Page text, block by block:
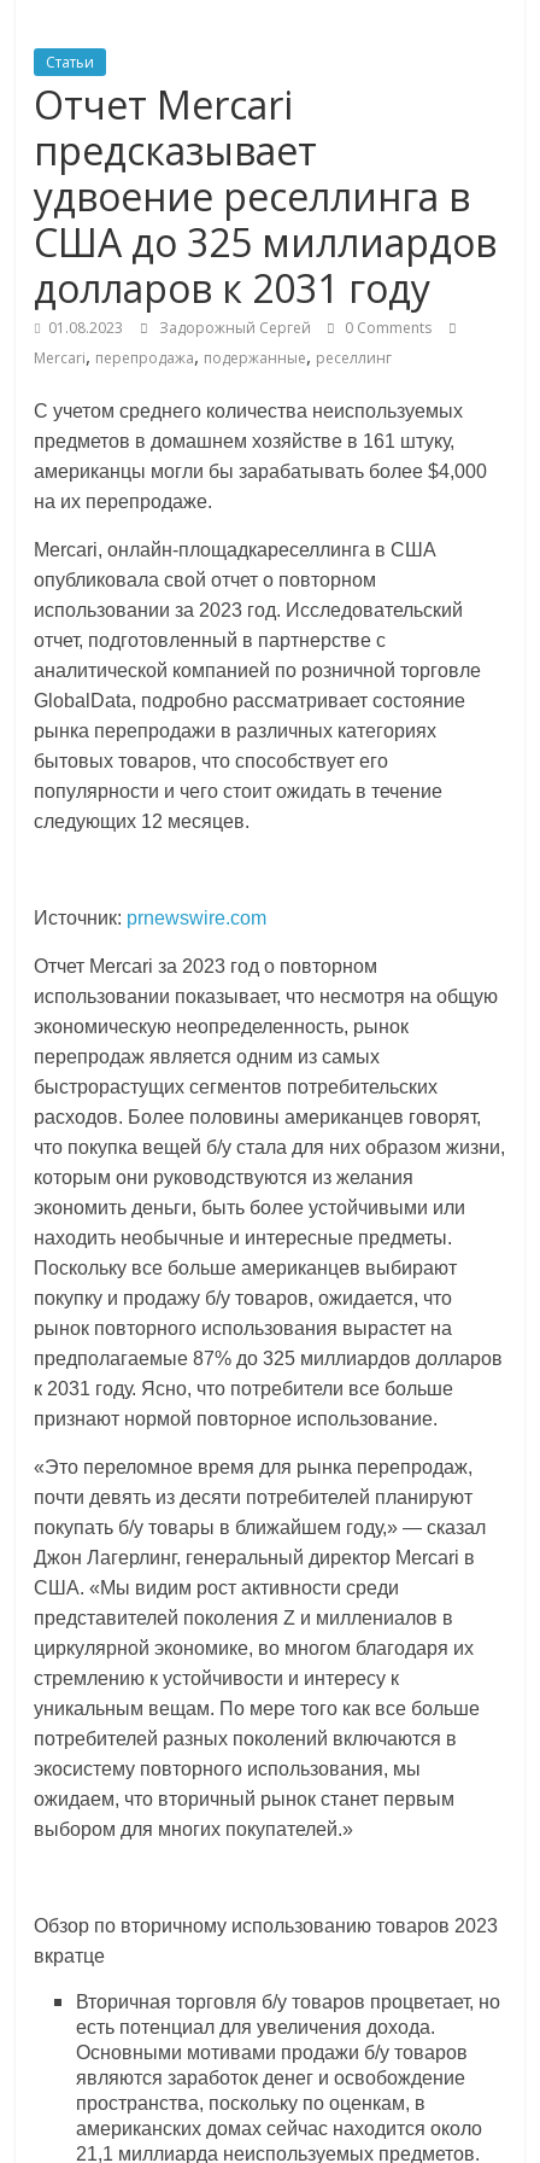
ритейле,
логистике,
технологиях,
соцсетях
Портал
об
онлайн-
сервисах
для
Commerce,
ритейле,
логистике,
технологиях,
соцсетях.
Нам
важно,
как
знать
как
Сеть
меняет
эти
изменения
читателем.
Статьи
Отчет Mercari
предсказывает
удвоение реселлинга в
США до 325 миллиардов
долларов к 2031 году
01.08.2023 Задорожный Сергей
0 Comments
Mercari, перепродажа, подержанные, реселлинг
С учетом среднего количества неиспользуемых
предметов в домашнем хозяйстве в 161 штуку,
американцы могли бы зарабатывать более $4,000
на их перепродаже.
Mercari, онлайн-площадкареселлинга в США
опубликовала свой отчет о повторном
использовании за 2023 год. Исследовательский
отчет, подготовленный в партнерстве с
аналитической компанией по розничной торговле
GlobalData, подробно рассматривает состояние
рынка перепродажи в различных категориях
бытовых товаров, что способствует его
популярности и чего стоит ожидать в течение
следующих 12 месяцев.
Источник: prnewswire.com
Отчет Mercari за 2023 год о повторном
использовании показывает, что несмотря на общую
экономическую неопределенность, рынок
перепродаж является одним из самых
быстрорастущих сегментов потребительских
расходов. Более половины американцев говорят,
что покупка вещей б/у стала для них образом жизни,
которым они руководствуются из желания
экономить деньги, быть более устойчивыми или
находить необычные и интересные предметы.
Поскольку все больше американцев выбирают
покупку и продажу б/у товаров, ожидается, что
рынок повторного использования вырастет на
предполагаемые 87% до 325 миллиардов долларов
к 2031 году. Ясно, что потребители все больше
признают нормой повторное использование.
«Это переломное время для рынка перепродаж,
почти девять из десяти потребителей планируют
покупать б/у товары в ближайшем году,» — сказал
Джон Лагерлинг, генеральный директор Mercari в
США. «Мы видим рост активности среди
представителей поколения Z и миллениалов в
циркулярной экономике, во многом благодаря их
стремлению к устойчивости и интересу к
уникальным вещам. По мере того как все больше
потребителей разных поколений включаются в
экосистему повторного использования, мы
ожидаем, что вторичный рынок станет первым
выбором для многих покупателей.»
Обзор по вторичному использованию товаров 2023
вкратце
Вторичная торговля б/у товаров процветает, но
есть потенциал для увеличения дохода.
Основными мотивами продажи б/у товаров
являются заработок денег и освобождение
пространства, поскольку по оценкам, в
американских домах сейчас находится около
21,1 миллиарда неиспользуемых предметов.